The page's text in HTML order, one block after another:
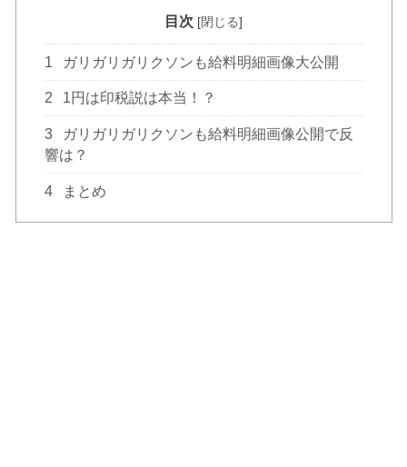
目次 [閉じる]
1 ガリガリガリクソンも給料明細画像大公開
2 1円は印税説は本当！？
3
ガリガリガリクソンも給料明細画像公開で反
響は？
4 まとめ